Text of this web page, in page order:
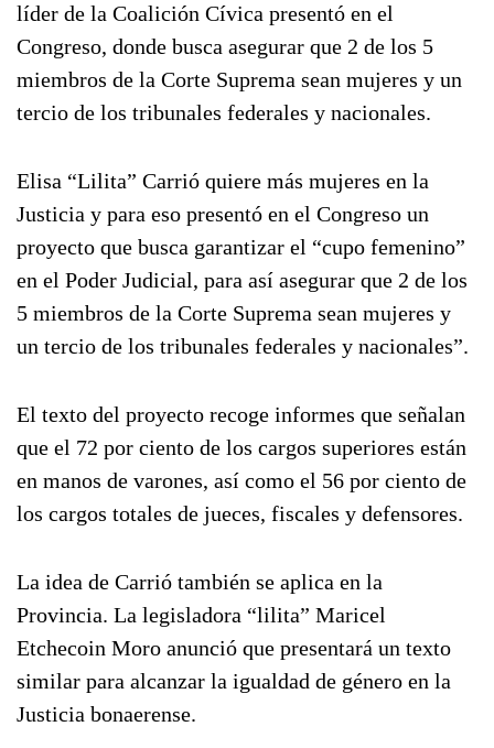
líder de la Coalición Cívica presentó en el
Congreso, donde busca asegurar que 2 de los 5
miembros de la Corte Suprema sean mujeres y un
tercio de los tribunales federales y nacionales.
Elisa “Lilita” Carrió quiere más mujeres en la
Justicia y para eso presentó en el Congreso un
proyecto que busca garantizar el “cupo femenino”
en el Poder Judicial, para así asegurar que 2 de los
5 miembros de la Corte Suprema sean mujeres y
un tercio de los tribunales federales y nacionales”.
El texto del proyecto recoge informes que señalan
que el 72 por ciento de los cargos superiores están
en manos de varones, así como el 56 por ciento de
los cargos totales de jueces, fiscales y defensores.
La idea de Carrió también se aplica en la
Provincia. La legisladora “lilita” Maricel
Etchecoin Moro anunció que presentará un texto
similar para alcanzar la igualdad de género en la
Justicia bonaerense.